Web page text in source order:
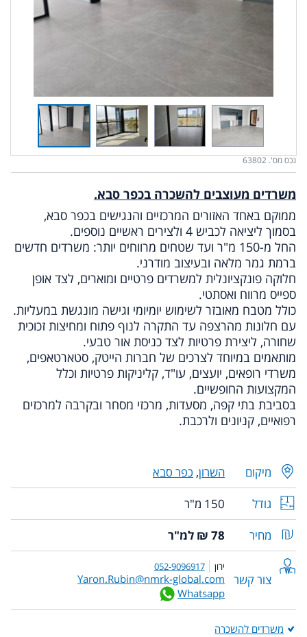
נכס מס'. 63802
משרדים מעוצבים להשכרה בכפר סבא.
ממוקם באחד האזורים המרכזיים והנגישים בכפר סבא,
בסמוך ליציאה לכביש 4 ולצירים ראשיים נוספים.
החל מ-150 מ"ר ועד שטחים מרווחים יותר: משרדים חדשים
ברמת גמר מלאה ובעיצוב מודרני.
חלוקה פונקציונלית למשרדים פרטיים ומוארים, לצד אופן
ספייס מרווח ואסתטי.
כולל מטבח מאובזר לשימוש יומיומי וגישה מונגשת במעליות.
עם חלונות מהרצפה עד התקרה לנוף פתוח ומחיצות זכוכית
שחורה, ליצירת פרטיות לצד כניסת אור טבעי.
מותאמים במיוחד לצרכים של חברות הייטק, סטארטאפים,
משרדי רופאים, יועצים, עו"ד, קליניקות פרטיות וכלל
המקצועות החופשיים.
בסביבת בתי קפה, מסעדות, מרכזי מסחר ובקרבה למרכזים
רפואיים, קניונים ולרכבת.
מיקום השרון, כפר סבא
גודל
150 מ"ר
מחיר
78 ₪ למ"ר
צור קשר
ירון 052-9096917
Yaron.Rubin@nmrk-global.com
Whatsapp
משרדים להשכרה